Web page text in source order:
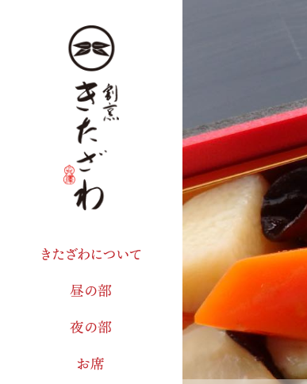
きたざわについて
昼の部
夜の部
お席